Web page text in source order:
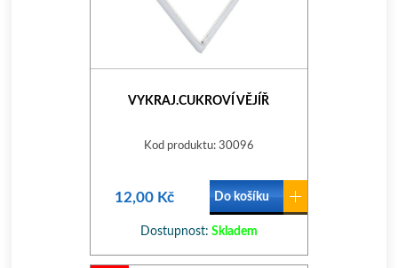
VYKRAJ.CUKROVÍ VĚJÍŘ
Kod produktu: 30096
12,00 Kč Do košíku
Dostupnost: Skladem